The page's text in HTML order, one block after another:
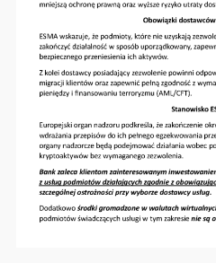
Gwarancje BGK
Gwarancje de minimis
Gwarancja FGR
Gwarancja FGR PLUS
Gwarancje FG FENG
Gwarancja Investmax
Finansowanie nakładów
celu odtworzenie,